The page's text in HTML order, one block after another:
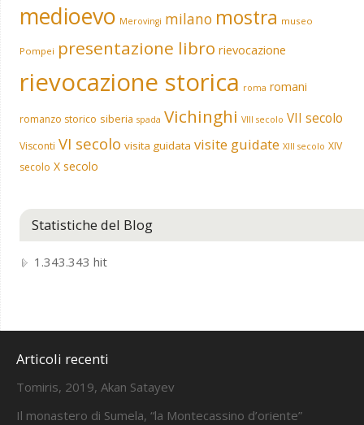
medioevo Merovingi milano mostra museo
Pompei presentazione libro rievocazione
rievocazione storica roma romani
romanzo storico siberia spada Vichinghi VIII secolo VII secolo
Visconti VI secolo visita guidata visite guidate XIII secolo XIV
secolo X secolo
Statistiche del Blog
1.343.343 hit
Articoli recenti
Tomiris, 2019, Akan Satayev
Il monastero di Sumela, “la Montecassino d’oriente”